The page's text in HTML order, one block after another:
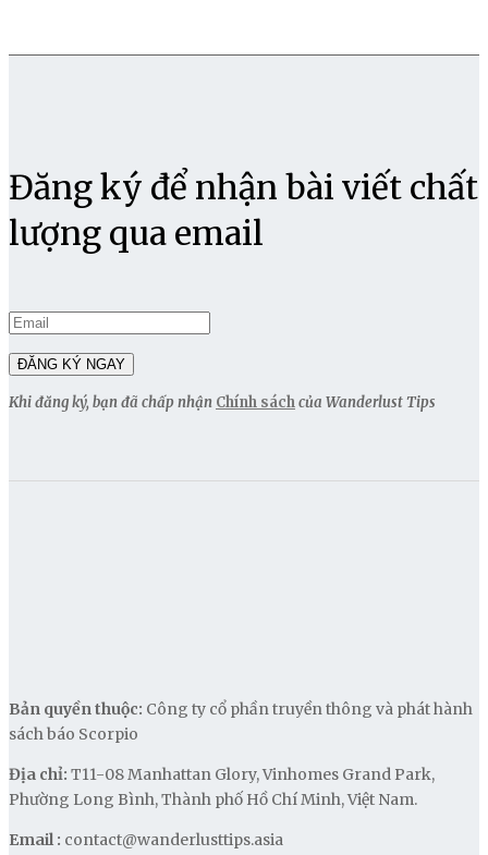
Đăng ký để nhận bài viết chất
lượng qua email
Khi đăng ký, bạn đã chấp nhận Chính sáchcủa Wanderlust Tips
Bản quyền thuộc: Công ty cổ phần truyền thông và phát hành
sách báo Scorpio
Địa chỉ: T11-08 Manhattan Glory, Vinhomes Grand Park,
Phường Long Bình, Thành phố Hồ Chí Minh, Việt Nam.
Email : contact@wanderlusttips.asia